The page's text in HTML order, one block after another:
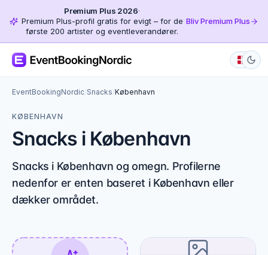
Premium Plus 2026·
Premium Plus-profil gratis for evigt – for de
første 200 artister og eventleverandører.
Bliv Premium Plus
EventBookingNordic/Snacks/København
KØBENHAVN
Snacks i København
Snacks i København og omegn. Profilerne
nedenfor er enten baseret i København eller
dækker området.